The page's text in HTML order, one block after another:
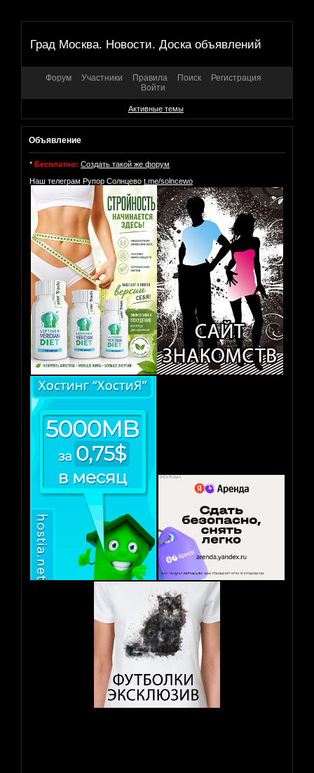
Град Москва. Новости. Доска объявлений
Форум Участники Правила Поиск
Регистрация
Войти
Активные темы
Объявление
* Бесплатно: Создать такой же форум
Наш телеграм Рупор Солнцево t.me/solncewo